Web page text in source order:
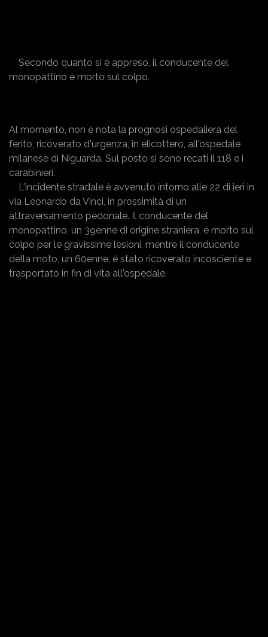
Secondo quanto si è appreso, il conducente del
monopattino è morto sul colpo.
Al momento, non è nota la prognosi ospedaliera del
ferito, ricoverato d'urgenza, in elicottero, all'ospedale
milanese di Niguarda. Sul posto si sono recati il 118 e i
carabinieri.
L'incidente stradale è avvenuto intorno alle 22 di ieri in
via Leonardo da Vinci, in prossimità di un
attraversamento pedonale. Il conducente del
monopattino, un 39enne di origine straniera, è morto sul
colpo per le gravissime lesioni, mentre il conducente
della moto, un 60enne, è stato ricoverato incosciente e
trasportato in fin di vita all'ospedale.